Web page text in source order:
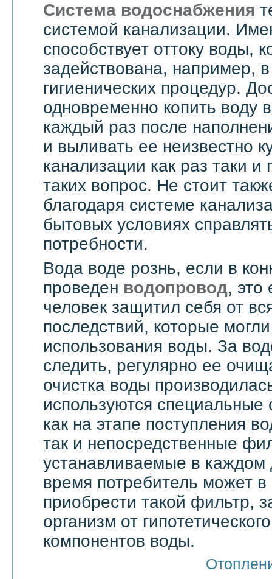
Система водоснабжения
системой канализации.
способствует оттоку воды,
задействована, например,
гигиенических процедур.
одновременно копить воду
каждый раз после
и выливать ее неизвестно
канализации как раз таки и
таких вопрос. Не стоит
благодаря системе
бытовых условиях
потребности.
Вода воде рознь, если в
проведен водопровод, это
человек защитил себя от
последствий, которые
использования воды. За
следить, регулярно ее
очистка воды
используются
как на этапе поступления
так и непосредственные
устанавливаемые в
время потребитель может
приобрести такой фильтр,
организм от
компонентов воды.